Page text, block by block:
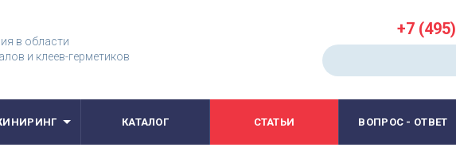
в области
и клеев-герметиков
+7 (495)
КАТАЛОГ СТАТЬИ ВОПРОС - ОТВЕТ